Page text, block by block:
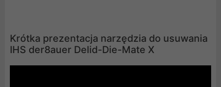
Krótka prezentacja narzędzia do usuwania
IHS der8auer Delid-Die-Mate X